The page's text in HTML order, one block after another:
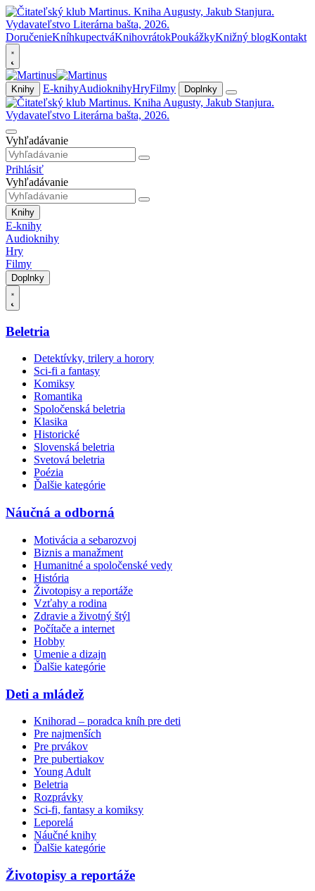
DoručenieKníhkupectváKnihovrátokPoukážkyKnižný blogKontakt
Knihy E-knihyAudioknihyHryFilmy Doplnky
Vyhľadávanie
Prihlásiť
Vyhľadávanie
Knihy
E-knihy
Audioknihy
Hry
Filmy
Doplnky
Beletria
Detektívky, trilery a horory
Sci-fi a fantasy
Komiksy
Romantika
Spoločenská beletria
Klasika
Historické
Slovenská beletria
Svetová beletria
Poézia
Ďalšie kategórie
Náučná a odborná
Motivácia a sebarozvoj
Biznis a manažment
Humanitné a spoločenské vedy
História
Životopisy a reportáže
Vzťahy a rodina
Zdravie a životný štýl
Počítače a internet
Hobby
Umenie a dizajn
Ďalšie kategórie
Deti a mládež
Knihorad – poradca kníh pre deti
Pre najmenších
Pre prvákov
Pre pubertiakov
Young Adult
Beletria
Rozprávky
Sci-fi, fantasy a komiksy
Leporelá
Náučné knihy
Ďalšie kategórie
Životopisy a reportáže